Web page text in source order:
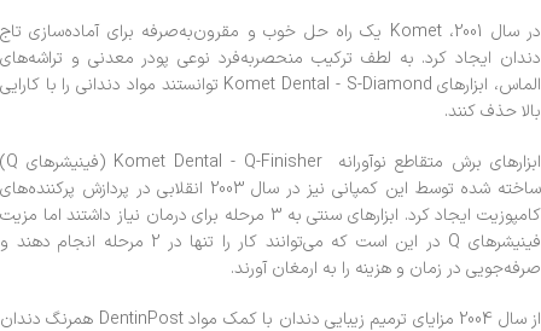
در سال 2001، Komet یک راه حل خوب و مقرون‌به‌صرفه برای آماده‌سازی تاج
دندان ایجاد کرد. به لطف ترکیب منحصربه‌فرد نوعی پودر معدنی و تراشه‌های
الماس، ابزارهای Komet Dental - S-Diamond توانستند مواد دندانی را با کارایی
بالا حذف ‌کنند.
ابزارهای برش متقاطع نوآورانه Komet Dental - Q-Finisher (فینیشرهای Q)
ساخته شده توسط این کمپانی نیز در سال 2003 انقلابی در پردازش پرکننده‌های
کامپوزیت ایجاد کرد. ابزارهای سنتی به 3 مرحله برای درمان نیاز داشتند اما مزیت
فینیشرهای Q در این است که می‌توانند کار را تنها در 2 مرحله انجام دهند و
صرفه‌جویی در زمان و هزینه را به ارمغان آورند.
از سال 2004 مزایای ترمیم زیبایی دندان با کمک مواد DentinPost همرنگ دندان